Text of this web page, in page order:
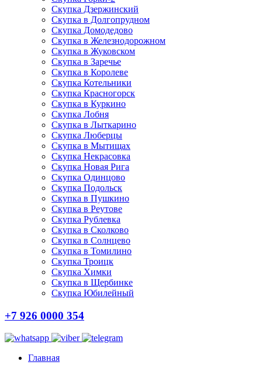
Скупка Дзержинский
Скупка в Долгопрудном
Скупка Домодедово
Скупка в Железнодорожном
Скупка в Жуковском
Скупка в Заречье
Скупка в Королеве
Скупка Котельники
Скупка Красногорск
Скупка в Куркино
Скупка Лобня
Скупка в Лыткарино
Скупка Люберцы
Скупка в Мытищах
Скупка Некрасовка
Скупка Новая Рига
Скупка Одинцово
Скупка Подольск
Скупка в Пушкино
Скупка в Реутове
Скупка Рублевка
Скупка в Сколково
Скупка в Солнцево
Скупка в Томилино
Скупка Троицк
Скупка Химки
Скупка в Щербинке
Скупка Юбилейный
+7 926 0000 354
Главная